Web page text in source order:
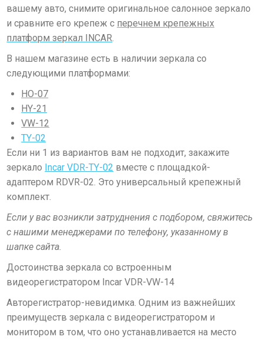
вашему авто,снимите оригинальное салонное зеркало
и сравните его крепеж с перечнем крепежных
платформ зеркал INCAR
В нашем магазине есть в наличии зеркала со
следующими платформами:
HO-07
HY-21
VW-12
TY-02
Если ни 1 из вариантов вам не подходит, закажите
зеркало Incar VDR-TY-02 вместе с площадкой-
адаптером RDVR-02. Это универсальный крепежный
комплект.
Если у вас возникли затруднения с подбором, свяжитесь
с нашими менеджерами по телефону, указанному в
шапке сайта.
Достоинства зеркала со встроенным
видеорегистратором Incar VDR-VW-14
Авторегистратор-невидимка. Одним из важнейших
преимуществ зеркала с видеорегистратором и
монитором в том, что оно устанавливается на место